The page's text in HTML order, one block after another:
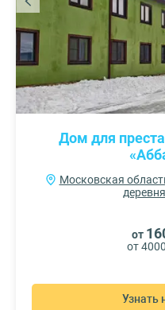
Дом для
Московская
от
от
Узнать